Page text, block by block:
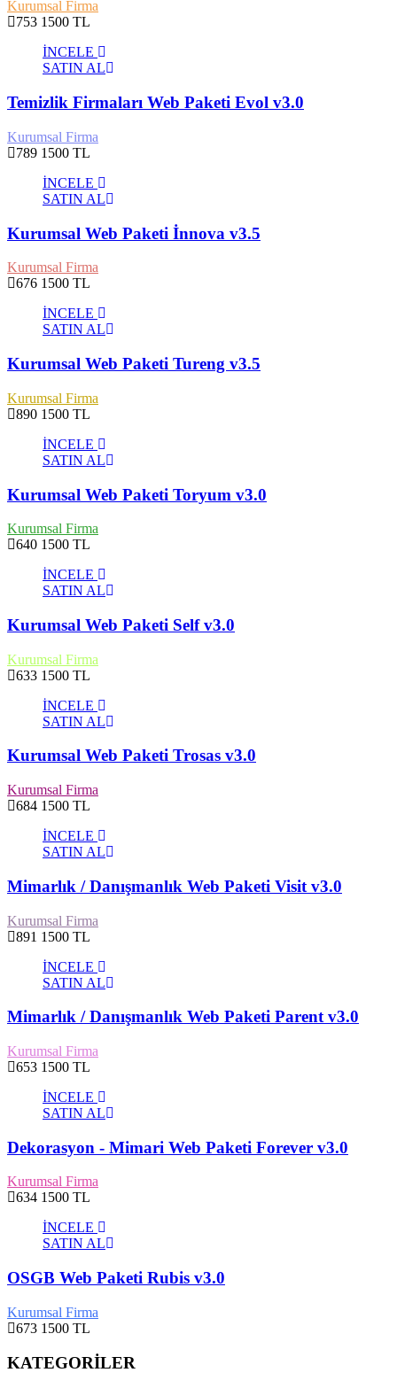
Kurumsal Firma
753 1500 TL
İNCELE
SATIN AL
Temizlik Firmaları Web Paketi Evol v3.0
Kurumsal Firma
789 1500 TL
İNCELE
SATIN AL
Kurumsal Web Paketi İnnova v3.5
Kurumsal Firma
676 1500 TL
İNCELE
SATIN AL
Kurumsal Web Paketi Tureng v3.5
Kurumsal Firma
890 1500 TL
İNCELE
SATIN AL
Kurumsal Web Paketi Toryum v3.0
Kurumsal Firma
640 1500 TL
İNCELE
SATIN AL
Kurumsal Web Paketi Self v3.0
Kurumsal Firma
633 1500 TL
İNCELE
SATIN AL
Kurumsal Web Paketi Trosas v3.0
Kurumsal Firma
684 1500 TL
İNCELE
SATIN AL
Mimarlık / Danışmanlık Web Paketi Visit v3.0
Kurumsal Firma
891 1500 TL
İNCELE
SATIN AL
Mimarlık / Danışmanlık Web Paketi Parent v3.0
Kurumsal Firma
653 1500 TL
İNCELE
SATIN AL
Dekorasyon - Mimari Web Paketi Forever v3.0
Kurumsal Firma
634 1500 TL
İNCELE
SATIN AL
OSGB Web Paketi Rubis v3.0
Kurumsal Firma
673 1500 TL
KATEGORİLER